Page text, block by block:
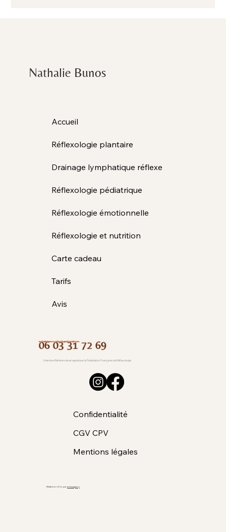
Nathalie Bunos
Accueil
Réflexologie plantaire
Drainage lymphatique réflexe
Réflexologie pédiatrique
Réflexologie émotionnelle
Réflexologie et nutrition
Carte cadeau
Tarifs
Avis
nathalie.bunos.reflexologue@gmail.com
06 03 31 72 69
Membre Référencée et agréé par la Fédération Française de Réflexologie
Confidentialité
CGV CPV
Mentions légales
Réalisé en 2024 parindea.agency